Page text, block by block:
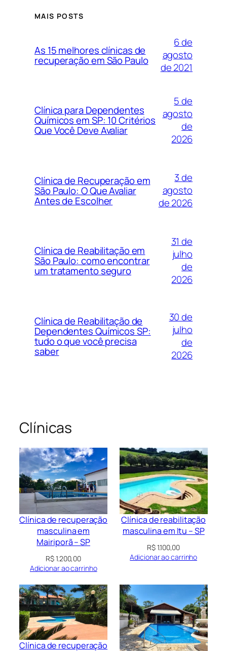
MAIS POSTS
As 15 melhores clínicas de
recuperação em São Paulo
6 de
agosto
de 2021
Clínica para Dependentes
Químicos em SP: 10 Critérios
Que Você Deve Avaliar
5 de
agosto
de
2026
Clínica de Recuperação em
São Paulo: O Que Avaliar
Antes de Escolher
3 de
agosto
de 2026
Clínica de Reabilitação em
São Paulo: como encontrar
um tratamento seguro
31 de
julho
de
2026
Clínica de Reabilitação de
Dependentes Químicos SP:
tudo o que você precisa
saber
30 de
julho
de
2026
Clínicas
Clínica de recuperação
masculina em
Mairiporã – SP
R$1.200,00
Adicionar ao carrinho
Clínica de reabilitação
masculina em Itu – SP
R$1.100,00
Adicionar ao carrinho
Clínica de recuperação